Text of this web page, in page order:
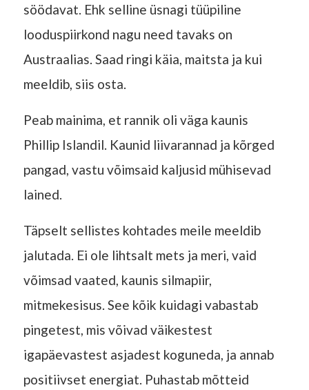
söödavat. Ehk selline üsnagi tüüpiline
looduspiirkond nagu need tavaks on
Austraalias. Saad ringi käia, maitsta ja kui
meeldib, siis osta.
Peab mainima, et rannik oli väga kaunis
Phillip Islandil. Kaunid liivarannad ja kõrged
pangad, vastu võimsaid kaljusid mühisevad
lained.
Täpselt sellistes kohtades meile meeldib
jalutada. Ei ole lihtsalt mets ja meri, vaid
võimsad vaated, kaunis silmapiir,
mitmekesisus. See kõik kuidagi vabastab
pingetest, mis võivad väikestest
igapäevastest asjadest koguneda, ja annab
positiivset energiat. Puhastab mõtteid